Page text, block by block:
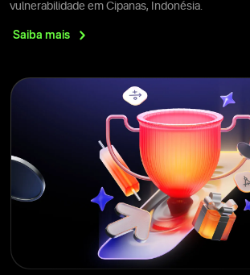
vulnerabilidade em Cipanas, Indonésia.
Saiba mais